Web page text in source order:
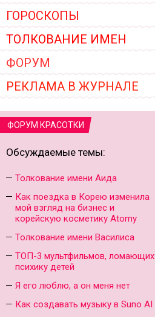
ГОРОСКОПЫ
ТОЛКОВАНИЕ ИМЕН
ФОРУМ
РЕКЛАМА В ЖУРНАЛЕ
ФОРУМ КРАСОТКИ
Обсуждаемые темы:
Толкование имени Аида
Как поездка в Корею изменила
мой взгляд на бизнес и
корейскую косметику Atomy
Толкование имени Василиса
ТОП-3 мультфильмов, ломающих
психику детей
Я его люблю, а он меня нет
Как создавать музыку в Suno AI